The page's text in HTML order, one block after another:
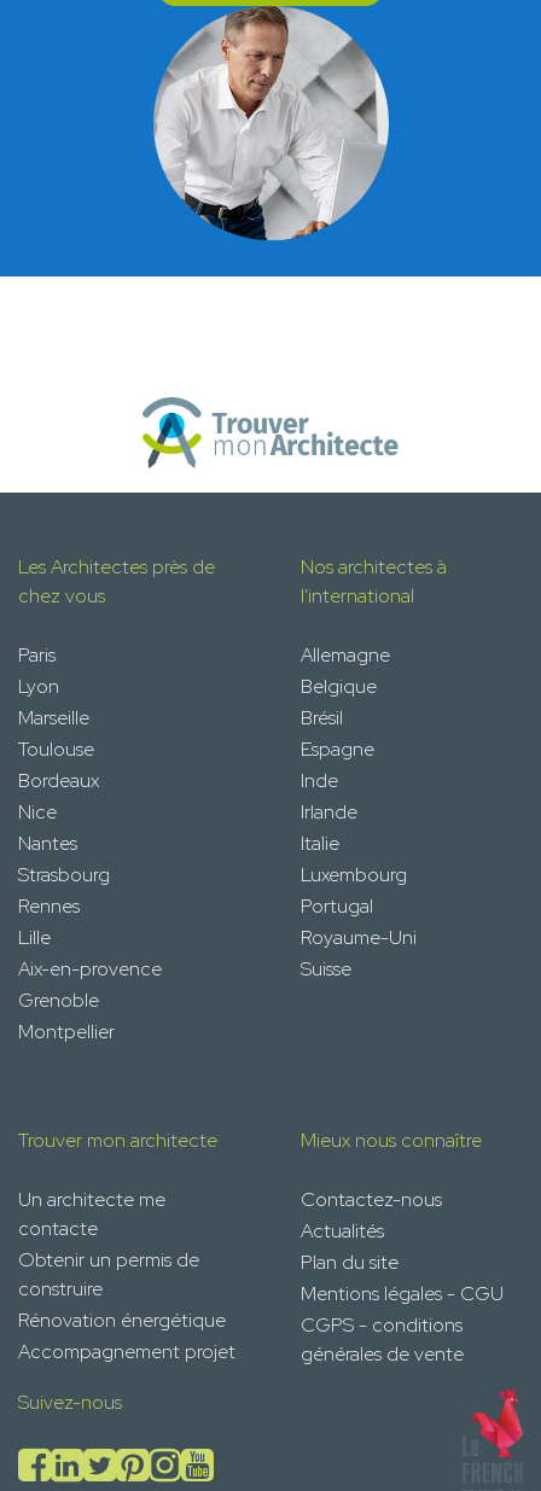
Les Architectes près de
chez vous
Paris
Lyon
Marseille
Toulouse
Bordeaux
Nice
Nantes
Strasbourg
Rennes
Lille
Aix-en-provence
Grenoble
Montpellier
Nos architectes à
l'international
Allemagne
Belgique
Brésil
Espagne
Inde
Irlande
Italie
Luxembourg
Portugal
Royaume-Uni
Suisse
Trouver mon architecte
Un architecte me
contacte
Obtenir un permis de
construire
Rénovation énergétique
Accompagnement projet
Mieux nous connaître
Contactez-nous
Actualités
Plan du site
Mentions légales - CGU
CGPS - conditions
générales de vente
Suivez-nous